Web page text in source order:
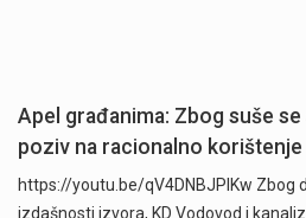
Apel građanima: Zbog suše
poziv na racionalno korištenje
https://youtu.be/qV4DNBJPlKw Zbog
izdašnosti izvora, KD Vodovod i